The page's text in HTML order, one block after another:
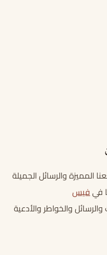
المميزة والرسائل الجميلة
فيفيس
والخواطر والأدعية